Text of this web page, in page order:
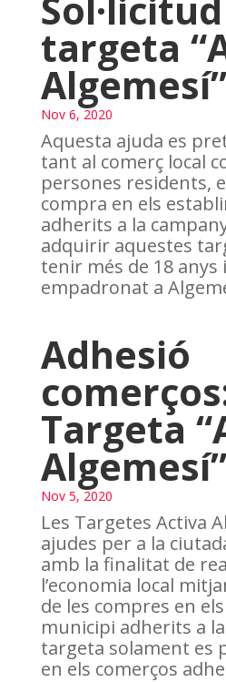
targeta
Algemesí”
Nov 6, 2020
Aquesta ajuda es
tant al comerç local
persones residents,
compra en els
adherits a la
adquirir aquestes
tenir més de 18 anys
empadronat a
Adhesió
Targeta
Nov 5, 2020
Les Targetes Activa
ajudes per a la
amb la finalitat de
l’economia local
de les compres en
municipi adherits a
targeta solament es
en els comerços